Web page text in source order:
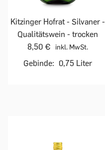
Kitzinger Hofrat - Silvaner -
Qualitätswein - trocken
8,50 €
inkl. MwSt.
Gebinde: 0,75 Liter